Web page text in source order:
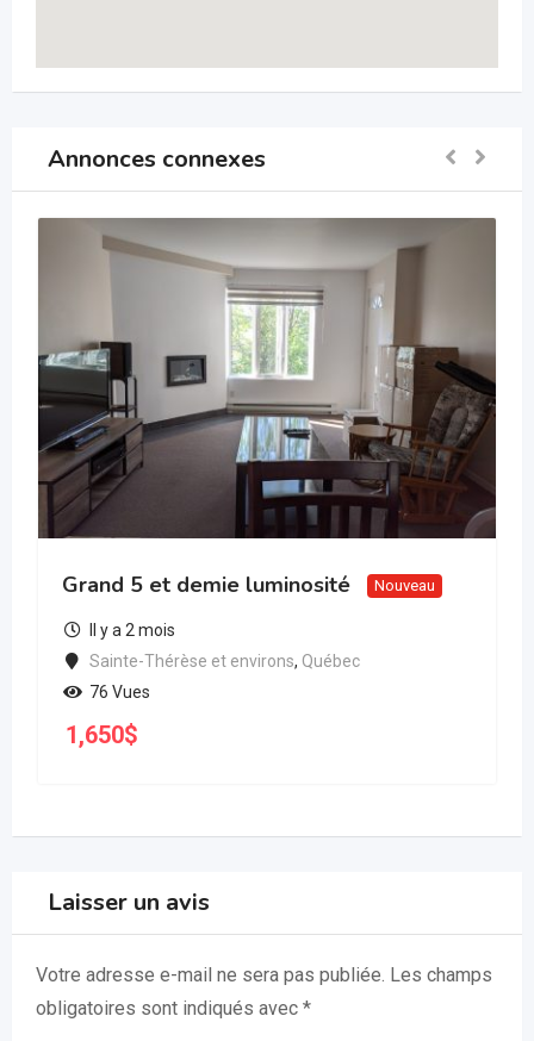
Annonces connexes
Grand 5 et demie luminosité Nouveau
Il y a 2 mois
Sainte-Thérèse et environs, Québec
76 Vues
1,650$
Laisser un avis
Votre adresse e-mail ne sera pas publiée. Les champs
obligatoires sont indiqués avec *